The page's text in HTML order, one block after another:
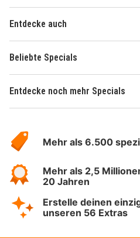
Entdecke auch
Beliebte Specials
Entdecke noch mehr Specials
Hotelspecials
Mehr als 6.500
Mehr als 2,5
20 Jahren
Erstelle deinen
unseren 56 Extras